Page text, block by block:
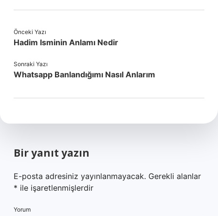
Önceki Yazı
Hadim Isminin Anlamı Nedir
Sonraki Yazı
Whatsapp Banlandığımı Nasıl Anlarım
Bir yanıt yazın
E-posta adresiniz yayınlanmayacak. Gerekli alanlar
* ile işaretlenmişlerdir
Yorum